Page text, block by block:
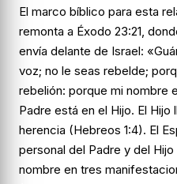
El marco bíblico para esta
remonta a Éxodo 23:21,
envía delante de Israel:
voz; no le seas rebelde;
rebelión: porque mi nombre
Padre está en el Hijo. El
herencia (Hebreos 1:4). El
personal del Padre y del
nombre en tres